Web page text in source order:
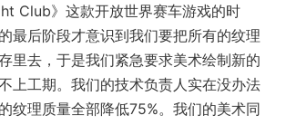
Club》这款开放世界赛车游戏的时
最后阶段才意识到我们要把所有的纹理
里去，于是我们紧急要求美术绘制新的
上工期。我们的技术负责人实在没办法
纹理质量全部降低75%。我们的美术同